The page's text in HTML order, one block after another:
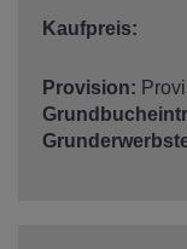
Kaufpreis:
Provision: